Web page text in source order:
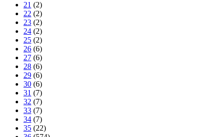
21 (2)
22 (2)
23 (2)
24 (2)
25 (2)
26 (6)
27 (6)
28 (6)
29 (6)
30 (6)
31 (7)
32 (7)
33 (7)
34 (7)
35 (22)